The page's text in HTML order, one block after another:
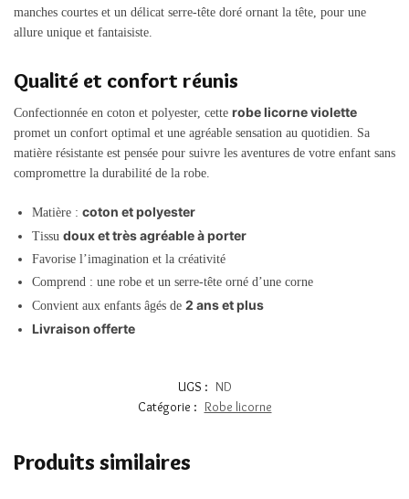
manches courtes et un délicat serre-tête doré ornant la tête, pour une
allure unique et fantaisiste.
Qualité et confort réunis
Confectionnée en coton et polyester, cette robe licorne violette
promet un confort optimal et une agréable sensation au quotidien. Sa
matière résistante est pensée pour suivre les aventures de votre enfant sans
compromettre la durabilité de la robe.
Matière : coton et polyester
Tissu doux et très agréable à porter
Favorise l’imagination et la créativité
Comprend : une robe et un serre-tête orné d’une corne
Convient aux enfants âgés de 2 ans et plus
Livraison offerte
UGS : ND
Catégorie : Robe licorne
Produits similaires